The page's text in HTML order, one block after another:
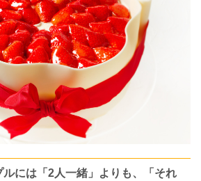
には「2人一緒」よりも、「それ